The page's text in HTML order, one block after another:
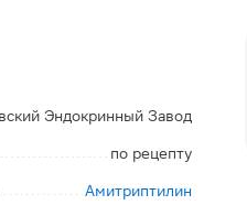
Эндокринный Завод
по рецепту
Амитриптилин